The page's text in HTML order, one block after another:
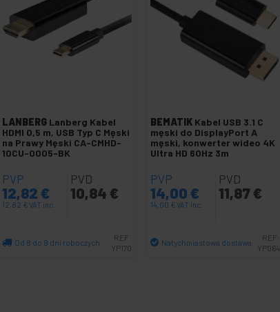
LANBERG Lanberg Kabel
HDMI 0,5 m, USB Typ C Męski
na Prawy Męski CA-CMHD-
10CU-0005-BK
PVP
12,82 €
12,82 €VAT inc.
PVD
10,84 €
Od 8 do 9 dni roboczych
REF:
YP170
BEMATIK Kabel USB 3.1 C
męski do DisplayPort A
męski, konwerter wideo 4K
Ultra HD 60Hz 3m
PVP
14,00 €
14,00 €VAT inc.
PVD
11,87 €
Natychmiastowa dostawa
REF:
YP064